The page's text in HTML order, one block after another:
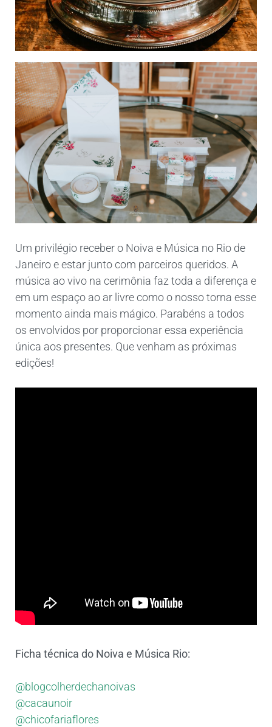
Um privilégio receber o Noiva e Música no Rio de
Janeiro e estar junto com parceiros queridos. A
música ao vivo na cerimônia faz toda a diferença e
em um espaço ao ar livre como o nosso torna esse
momento ainda mais mágico. Parabéns a todos
os envolvidos por proporcionar essa experiência
única aos presentes. Que venham as próximas
edições!
Ficha técnica do Noiva e Música Rio:
@blogcolherdechanoivas
@cacaunoir
@chicofariaflores